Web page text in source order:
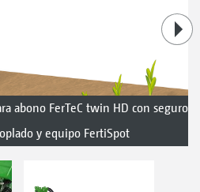
abono FerTeC twin HD con seguro
y equipo FertiSpot